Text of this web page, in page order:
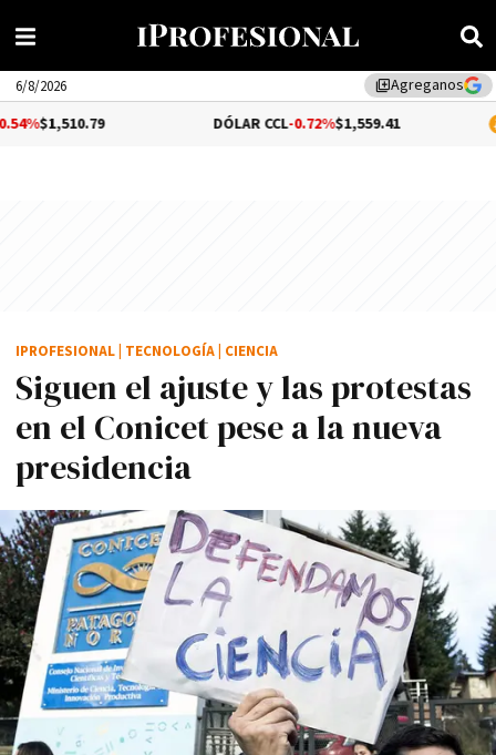
library_addAgreganos
6/8/2026
-0.72%$1,559.41
Siguen el ajuste y las protestas
en el Conicet pese a la nueva
presidencia
IPROFESIONAL TECNOLOGÍA CIENCIA